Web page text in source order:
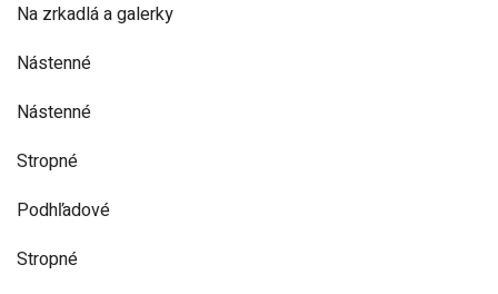
Na zrkadlá a galerky
Nástenné
Nástenné
Stropné
Podhľadové
Stropné